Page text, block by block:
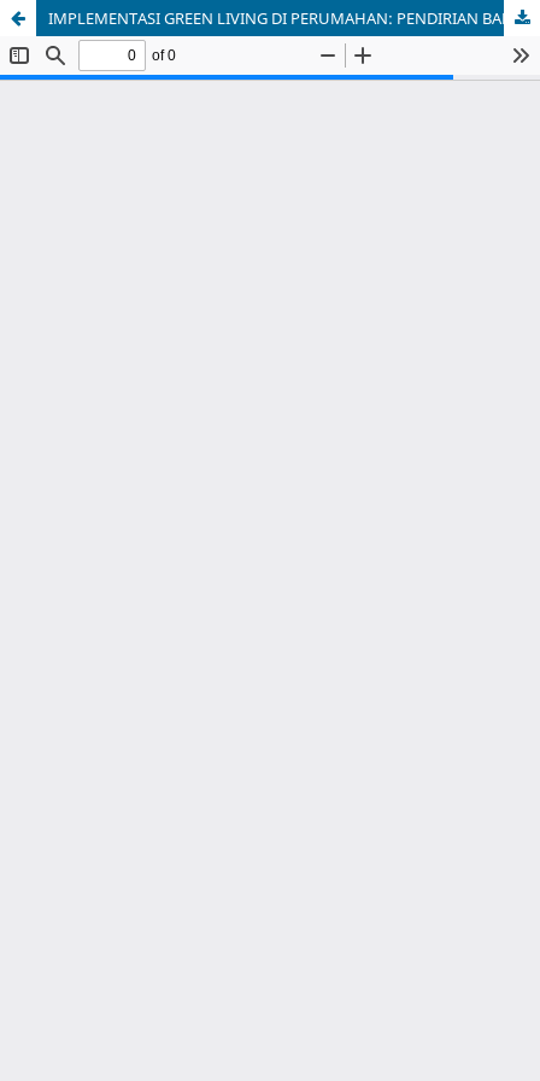
IMPLEMENTASI GREEN LIVING DI PERUMAHAN: PENDIRIAN BAK SAMPAH SEBAGAI LANGKAH KONKRET MENUJU KESADARAN LINGKUNGAN